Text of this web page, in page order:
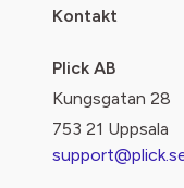
Kontakt
Plick AB
Kungsgatan 28
753 21 Uppsala